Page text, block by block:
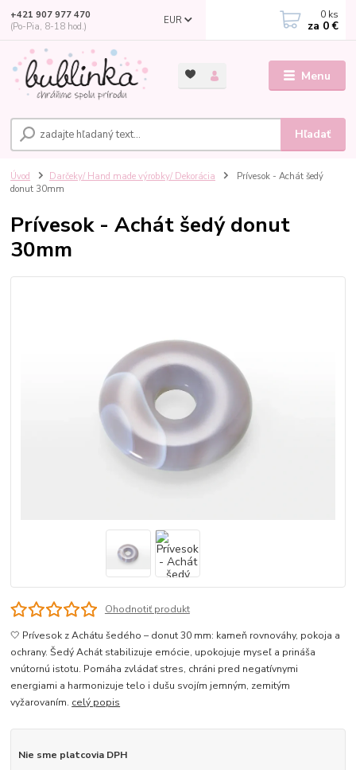
Menu
EUR
Hľadať
+421 907 977 470
(Po-Pia, 8-18 hod.)
0 ks
za 0 €
Úvod Darčeky/ Hand made výrobky/ Dekorácia
Prívesok - Achát šedý
donut 30mm
Prívesok - Achát šedý donut
30mm
Ohodnotiť produkt
🤍 Prívesok z Achátu šedého – donut 30 mm: kameň rovnováhy, pokoja a
ochrany. Šedý Achát stabilizuje emócie, upokojuje myseľ a prináša
vnútornú istotu. Pomáha zvládať stres, chráni pred negatívnymi
energiami a harmonizuje telo i dušu svojím jemným, zemitým
vyžarovaním. celý popis
Nie sme platcovia DPH